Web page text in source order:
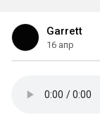
Garrett
16 апр